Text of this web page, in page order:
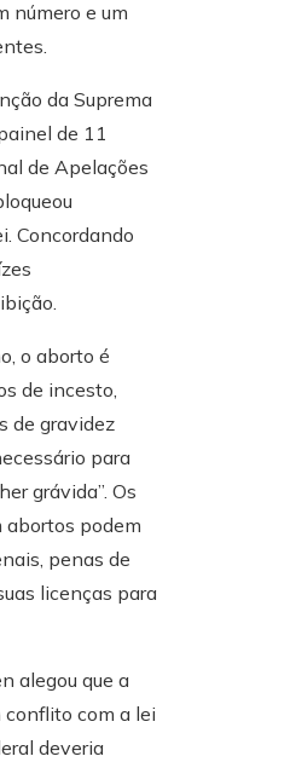
número e um
da Suprema
de 11
de Apelações
Concordando
o aborto é
de incesto,
de gravidez
para
grávida”. Os
abortos podem
penas de
licenças para
alegou que a
com a lei
deveria